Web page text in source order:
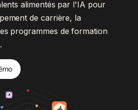
alimentés par l'IA pour
de carrière, la
programmes de formation